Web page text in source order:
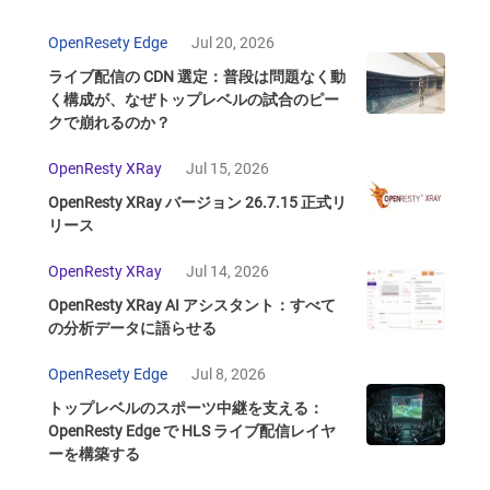
OpenResety Edge
Jul 20, 2026
ライブ配信の CDN 選定：普段は問題なく動
く構成が、なぜトップレベルの試合のピー
クで崩れるのか？
OpenResty XRay
Jul 15, 2026
OpenResty XRay バージョン 26.7.15 正式リ
リース
OpenResty XRay
Jul 14, 2026
OpenResty XRay AI アシスタント：すべて
の分析データに語らせる
OpenResety Edge
Jul 8, 2026
トップレベルのスポーツ中継を支える：
OpenResty Edge で HLS ライブ配信レイヤ
ーを構築する